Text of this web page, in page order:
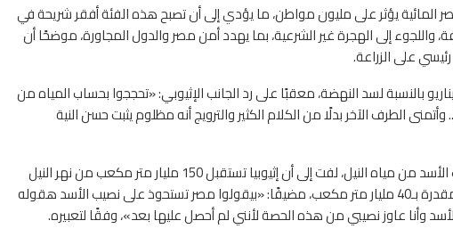
يؤثر على مليون مواطن، ما يؤدي إلى أن تصبح هذه الفئة أفقر شريحة في
إلى الهجرة غير الشرعية، بما يهدد أمن مصر والدول المجاورة، موضحًا أن
عبدالعاطي، إن مصر قدمت أكثر من 15 سيناريو بالنسبة لسد النهضة، معقبًا على رد الجانب الإثيوبي: «تحججوا بحساب المياه من
الطرف الآخر بدلًا من الكلام الكثير والترويج أنه مظلوم يثبت حسن النية
وعن تصريحات إثيوبيا بأن مصر تستحوذ على نصيب الأسد من مياه النيل، لفت إلى أن إثيوبيا تستقبل 150 مليار متر مكعب من نهر النيل
بخلاف أحواض الأنهار الأخرى، والمياه الجوفية المقدرة بـ40 مليار متر مكعب، مضيفًا: «بيقولوا مصر تستحوذ على نصيب الأسد هقوله
وأنا عاوز نصيبي من هذه الحصة لأنني لم أحصل عليها بعد»، وفقًا لتعبيره.